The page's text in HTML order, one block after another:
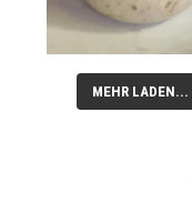
MEHR LADEN...